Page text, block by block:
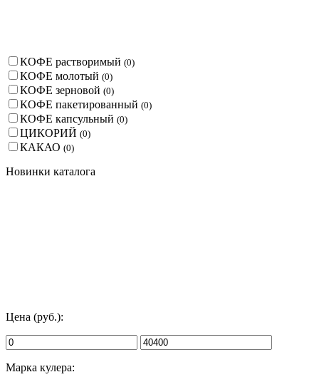
КОФЕ растворимый (0)
КОФЕ молотый (0)
КОФЕ зерновой (0)
КОФЕ пакетированный (0)
КОФЕ капсульный (0)
ЦИКОРИЙ (0)
КАКАО (0)
Новинки каталога
Цена (руб.):
Марка кулера: